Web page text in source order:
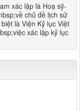
xác lập là Hoạ sỹ-
chủ đề lịch sử
là Viện Kỷ lục Việt
xác lập kỷ lục